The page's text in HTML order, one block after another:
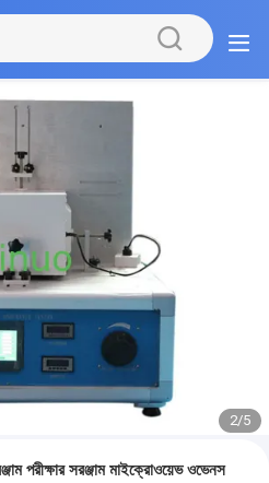
2/5
পরীক্ষার সরঞ্জাম মাইক্রোওয়েভ ওভেনস